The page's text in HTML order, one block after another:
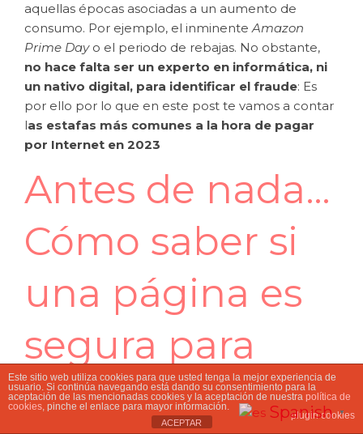
aquellas épocas asociadas a un aumento de
consumo. Por ejemplo, el inminenteAmazon
Prime Dayo el periodo de rebajas. No obstante,
no hace falta ser un experto en informática, ni
un nativo digital, para identificar el fraude: Es
por ello por lo que en este post te vamos a contar
las estafas más comunes a la hora de pagar
por Internet en 2023
Antes de nada…
Cómo saber si
una página es
segura para
comprar
Este sitio web utiliza cookies para que usted tenga la mejor experiencia de
usuario. Si continúa navegando está dando su consentimiento para la
aceptación de las mencionadas cookies y la aceptación de nuestra política de
cookies, pinche el enlace para mayor información.
plugin cookies
ACEPTAR
Spanish ▼